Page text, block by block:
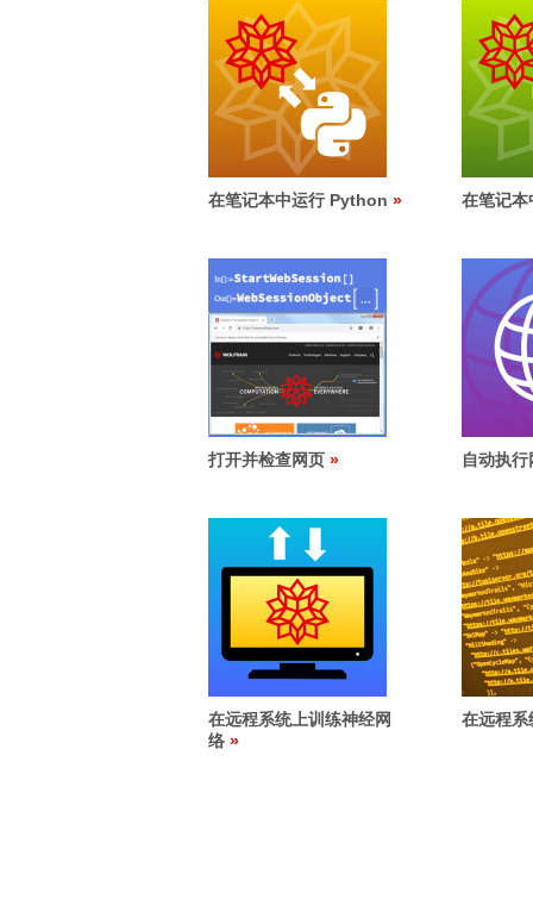
在笔记本中运行 Python 在笔记
打开并检查网页 自动执
在远程系统上训练神经网
络
在远程系